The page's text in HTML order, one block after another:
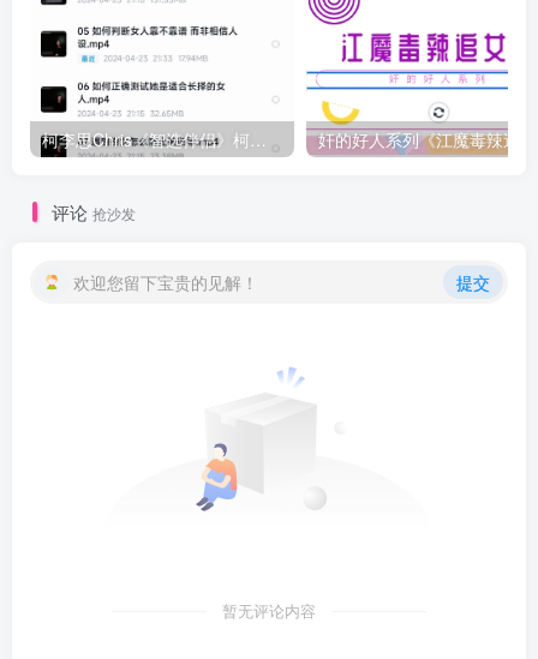
柯李思Chris《智选伴侣》柯老师-搭讪大师TV在线下载
评论 抢沙发
欢迎您留下宝贵的见解！ 提交
暂无评论内容